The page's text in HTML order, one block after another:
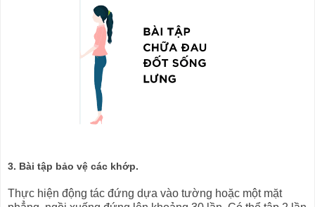
3. Bài tập bảo vệ các khớp.
Thực hiện động tác đứng dựa vào tường hoặc một mặt